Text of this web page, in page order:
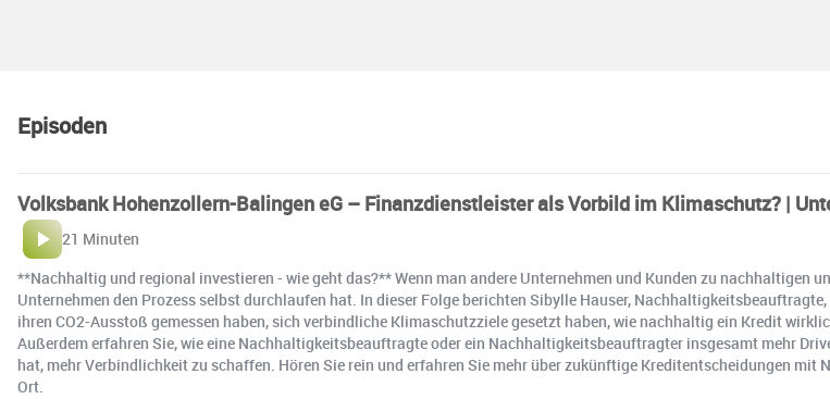
Episoden
Volksbank Hohenzollern-Balingen eG – Finanzdienstleister als Vorbild im Klimaschutz? |
21 Minuten
**Nachhaltig und regional investieren - wie geht das?** Wenn man andere Unternehmen und Kunden zu nachhaltigen
Unternehmen den Prozess selbst durchlaufen hat. In dieser Folge berichten Sibylle Hauser,
ihren CO2-Ausstoß gemessen haben, sich verbindliche Klimaschutzziele gesetzt haben, wie nachhaltig ein Kredit
Außerdem erfahren Sie, wie eine Nachhaltigkeitsbeauftragte oder ein Nachhaltigkeitsbeauftragter insgesamt mehr
hat, mehr Verbindlichkeit zu schaffen. Hören Sie rein und erfahren Sie mehr über zukünftige Kreditentscheidungen
Ort.